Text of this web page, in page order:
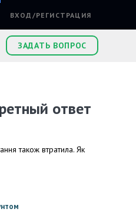
ВХОД/РЕГИСТРАЦИЯ
ЗАДАТЬ ВОПРОС
ответ
також втратила. Як